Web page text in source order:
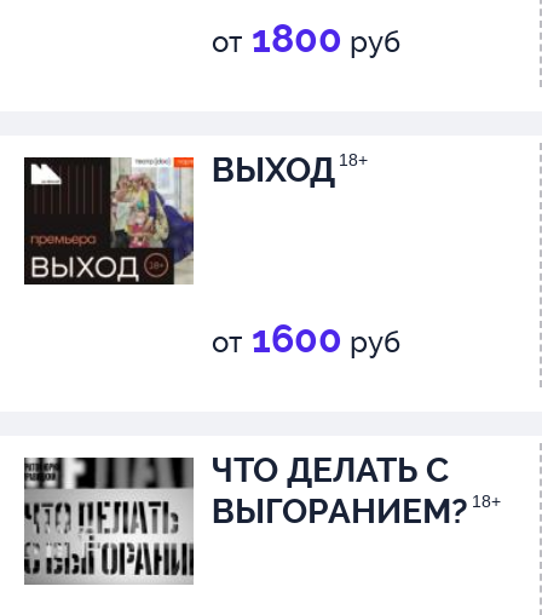
от 1800 руб
ВЫХОД 18+
от 1600 руб
ЧТО ДЕЛАТЬ С
ВЫГОРАНИЕМ? 18+